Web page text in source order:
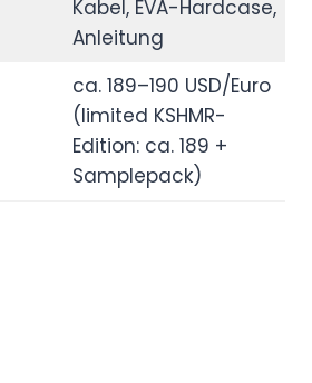
Kabel, EVA-Hardcase,
Anleitung
ca. 189–190 USD/Euro
(limited KSHMR-
Edition: ca. 189 +
Samplepack)